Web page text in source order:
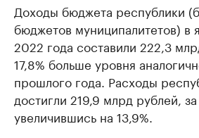
Доходы бюджета республики
бюджетов муниципалитетов) в
2022 года составили 222,3
17,8% больше уровня
прошлого года. Расходы
достигли 219,9 млрд рублей,
увеличившись на 13,9%.